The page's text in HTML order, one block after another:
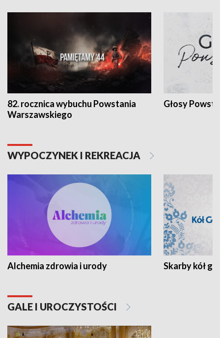
82. rocznica wybuchu Powstania
Warszawskiego
Głosy
WYPOCZYNEK I REKREACJA
Alchemia zdrowia i urody Skarby kół
GALE I UROCZYSTOŚCI